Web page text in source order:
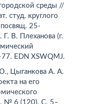
среды //
студ. круглого
25-
В. Плеханова (г.
EDN XSWQMJ.
Цыганкова А. А.
на его
№ 6 (120). С. 5–